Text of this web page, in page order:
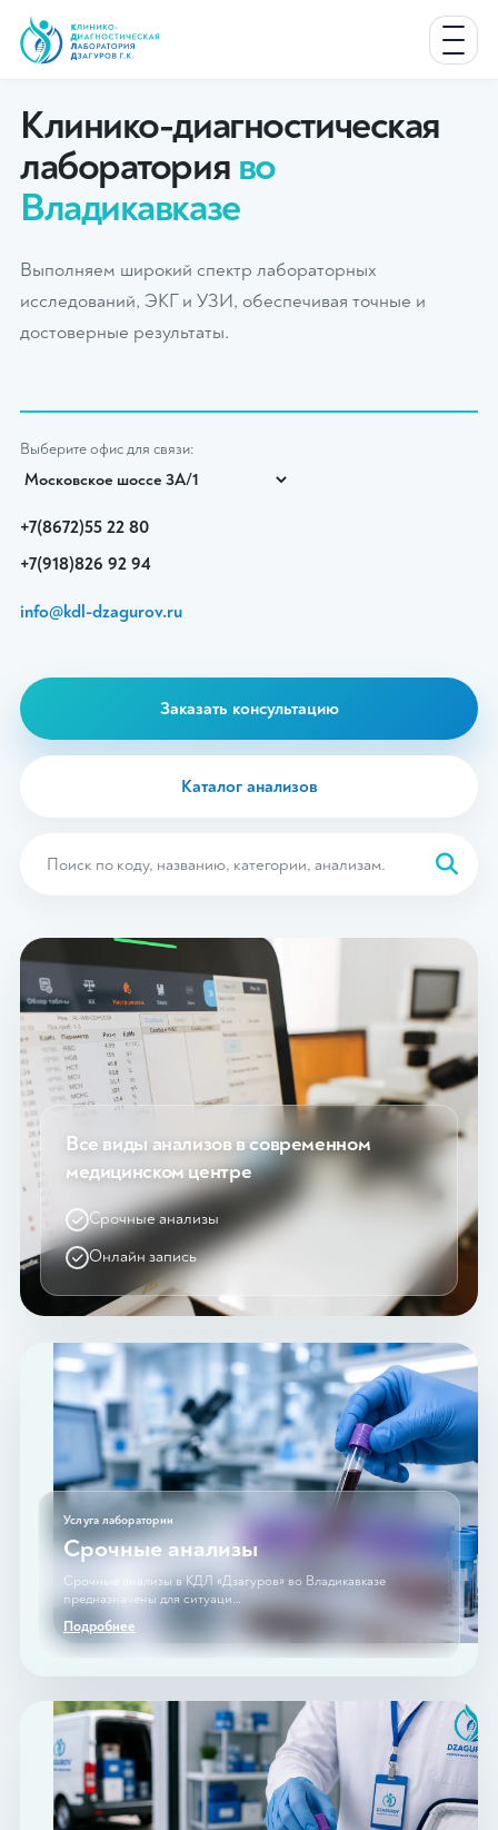
Клинико-диагностическая
лаборатория во
Владикавказе
Выполняем широкий спектр лабораторных
исследований, ЭКГ и УЗИ, обеспечивая точные и
достоверные результаты.
Выберите офис для связи:
+7(8672)55 22 80
+7(918)826 92 94
info@kdl-dzagurov.ru
Заказать консультацию
Каталог анализов
Все виды анализов в современном
медицинском центре
Срочные анализы
Онлайн запись
Услуга лаборатории
Срочные анализы
Срочные анализы в КДЛ «Дзагуров» во Владикавказе
предназначены для ситуаци…
Подробнее